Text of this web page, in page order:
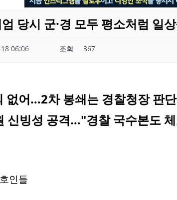
당시 군·경 모두 평소처럼 일
06:06 조회 367
없어…2차 봉쇄는 경찰청장 판
신빙성 공격…"경찰 국수본도